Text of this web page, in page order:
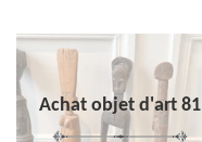
Achat objet d'art 81